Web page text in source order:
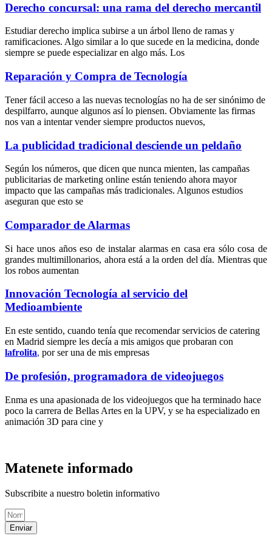
Derecho concursal: una rama del derecho mercantil
Estudiar derecho implica subirse a un árbol lleno de ramas y
ramificaciones. Algo similar a lo que sucede en la medicina, donde
siempre se puede especializar en algo más. Los
Reparación y Compra de Tecnología
Tener fácil acceso a las nuevas tecnologías no ha de ser sinónimo de
despilfarro, aunque algunos así lo piensen. Obviamente las firmas
nos van a intentar vender siempre productos nuevos,
La publicidad tradicional desciende un peldaño
Según los números, que dicen que nunca mienten, las campañas
publicitarias de marketing online están teniendo ahora mayor
impacto que las campañas más tradicionales. Algunos estudios
aseguran que esto se
Comparador de Alarmas
Si hace unos años eso de instalar alarmas en casa era sólo cosa de
grandes multimillonarios, ahora está a la orden del día. Mientras que
los robos aumentan
Innovación Tecnología al servicio del
Medioambiente
En este sentido, cuando tenía que recomendar servicios de catering
en Madrid siempre les decía a mis amigos que probaran con
lafrolita, por ser una de mis empresas
De profesión, programadora de videojuegos
Enma es una apasionada de los videojuegos que ha terminado hace
poco la carrera de Bellas Artes en la UPV, y se ha especializado en
animación 3D para cine y
Matenete informado
Subscribite a nuestro boletin informativo
Enviar